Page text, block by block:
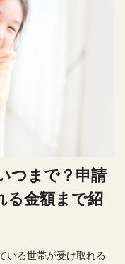
つまで？申請
る金額まで紹
いる世帯が受け取れる